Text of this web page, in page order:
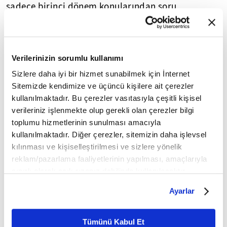
Verilerinizin sorumlu kullanımı
Sizlere daha iyi bir hizmet sunabilmek için İnternet
Sitemizde kendimize ve üçüncü kişilere ait çerezler
kullanılmaktadır. Bu çerezler vasıtasıyla çeşitli kişisel
verileriniz işlenmekte olup gerekli olan çerezler bilgi
toplumu hizmetlerinin sunulması amacıyla
kullanılmaktadır. Diğer çerezler, sitemizin daha işlevsel
kılınması ve kişiselleştirilmesi ve sizlere yönelik
reklam/pazarlama faaliyetlerinin yapılması, amaçlarıyla
belirleyebilirsiniz. Çerezlere ilişkin detaylı bilgi için
Ayarlar butonuna tıklayabilir,Çerez Bilgilendirme
Metnimizi ziyaret edebilirsiniz.
Ayarlar
Tümünü Kabul Et
sadece birinci dönem konularından soru
sorulmuştu ancak bu yıl 8. sınıf sınav tarihine göre
işlenen tüm konular sınav kapsamına dahil edildi.
Öte yandan Çankaya'daki Gülen Muharrem
Pakoğlu Ortaokulu'nda sınava girecek adaylar,
erken saatlerde okula gelerek girişlerin
başlamasını bekledi. Okuldaki görevlilerce uyarı,
bilgilendirme ve üst aramasının ardından
öğrenciler sınıflara alındı.
Bazı veliler de sabahın erken saatlerinde
çocuklarıyla birlikte okul kapısına kadar geldi.
Çocuklarına başarılar dileyip kucaklaşan veliler
için de dışarıda heyecanlı bekleyiş başladı.
Yayınlanan köşe yazısı/haberin tüm hakları